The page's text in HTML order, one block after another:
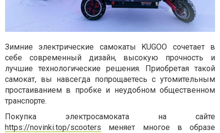
Зимние электрические самокаты KUGOO сочетает в
себе современный дизайн, высокую прочность и
лучшие технологические решения. Приобретая такой
самокат, вы навсегда попрощаетесь с утомительным
простаиванием в пробке и неудобном общественном
транспорте.
Покупка электросамоката на сайте
https://novinki.top/scooters меняет многое в образе